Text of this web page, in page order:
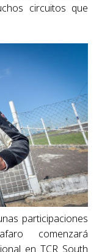
circuitos que
participaciones
comenzará
en TCR South